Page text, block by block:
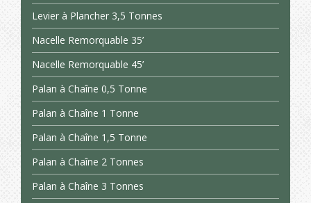
Levier à Plancher 3,5 Tonnes
Nacelle Remorquable 35’
Nacelle Remorquable 45’
Palan à Chaîne 0,5 Tonne
Palan à Chaîne 1 Tonne
Palan à Chaîne 1,5 Tonne
Palan à Chaîne 2 Tonnes
Palan à Chaîne 3 Tonnes